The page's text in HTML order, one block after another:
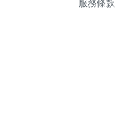
服務條款